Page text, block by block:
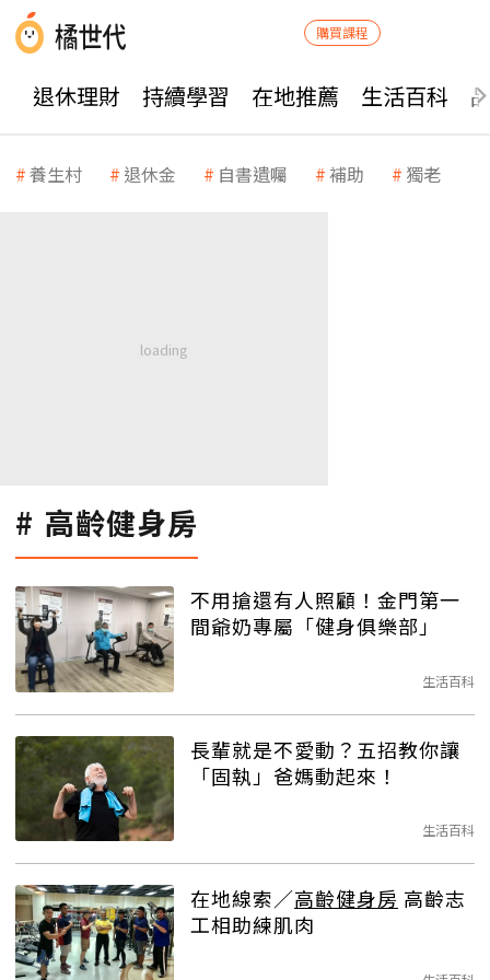
購買課程
退休理財 持續學習 在地推薦 生活百科
養生村 退休金 自書遺囑 補助 獨老
高齡健身房
不用搶還有人照顧！金門第一
間爺奶專屬「健身俱樂部」
生活百科
長輩就是不愛動？五招教你讓
「固執」爸媽動起來！
生活百科
在地線索／高齡健身房 高齡志
工相助練肌肉